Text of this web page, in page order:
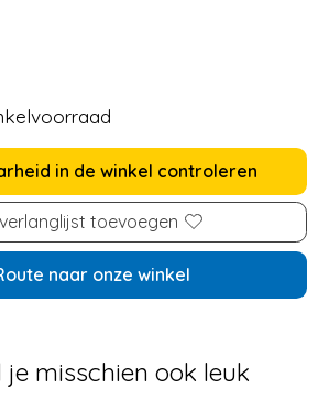
in de winkel controleren
toevoegen
naar onze winkel
je misschien ook leuk